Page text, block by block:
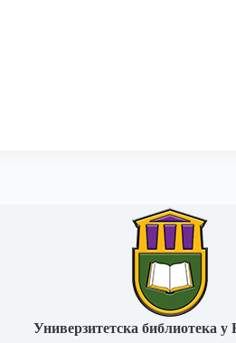
Универзитетска библиотека у